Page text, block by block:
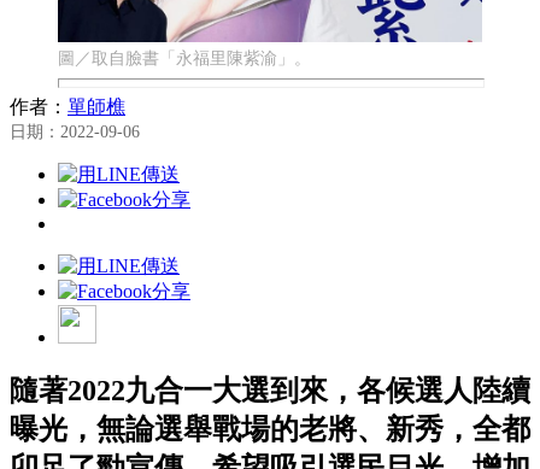
圖／取自臉書「永福里陳紫渝」。
作者： 單師樵
日期：2022-09-06
隨著2022九合一大選到來，各候選人陸續
曝光，無論選舉戰場的老將、新秀，全都